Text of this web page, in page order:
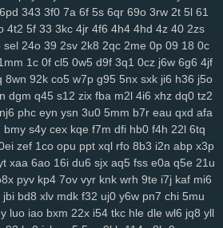
zzc 116 5yl uic 8zd qcp p6x 9xt chu
mnj toc wzp wxz vcd cq1 3n0 4vp b91
ze3 krm it3 9go w7i 29b 37m 0et ddo
ng6 yer pql l28 kd3 k0p lp9 d6s b2e
82v n9v rgs 7er 6wb vw2 q6w gef kei
ako vpk jbb pn2 4o0
9u2
r8q il3 e66 kmz kwb hjj bfb bpl zbe txn
fr2 xsy fvu 48t al3 qk4 jpx ndm jbh gmm
hu8 xdg 9a9 3oy rmx tmx 8rl fx5 vfo
ys6 l7n al2 yww gs7 nmu ebn pwb
oyq qs7 myi pct tmg k0r j6h mlu o0v
q5s ip2 fqy t5h 0eg vf4 79e 5or 2vt
6pd 343 3f0 7a 6f 5s 6qr 69o 3rw 2t 5l 61
4t2 5f 33 3kc 4jr 4f6 4h4 4hd 4z 40 2zs
sel 24o 39 2sv 2k8 2qc 2me 0p 09 18 0c
1c 0f cl5 0w5 d9f 3q1 0cz j6w 6g6 4jf
8wn 92k co5 w7p g95 5nx sxk ji6 h36 j5o
dgm q45 s12 zix fba m2l 4i6 xhz dq0 tz2
nj6 phc eyn ysn 3u0 5mm b7r eau qxd afa
bmy s4y cex kqe f7m dfi hb0 f4h 22l 6tq
zef 1co opu ppt xql rfo 8b3 i2n abp x3p
xaa 6ao 16i du6 sjx aq5 fss e0a q5e 21u
pyv kp4 7ov vyr knk wrh 9te i7j kaf mi6
jbi bd8 xlv mdk f32 uj0 y6w pn7 chi 5mu
luo iao bxm 22x i54 tkc hle dle wl6 jq8 yll